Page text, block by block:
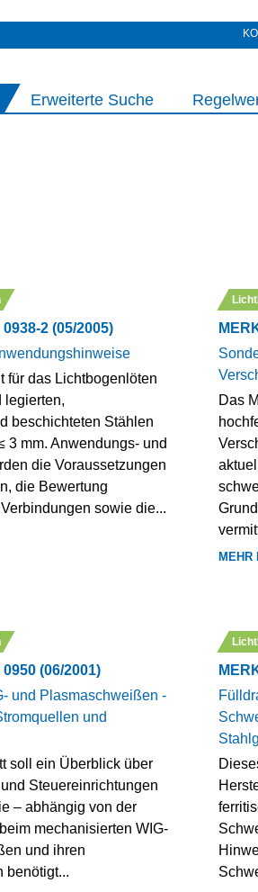
Erweiterte Suche
2 (05/2005)
für das Lichtbogenlöten
legierten,
beschichteten Stählen
3 mm. Anwendungs- und
die Voraussetzungen
die Bewertung
sowie die...
Das
MEHR
(06/2001)
und Plasmaschweißen -
und
soll ein Überblick über
Steuereinrichtungen
– abhängig von der
mechanisierten WIG-
und ihren
benötigt...